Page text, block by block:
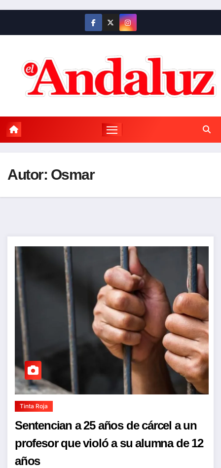
contenido
Autor: Osmar
Tinta Roja
Sentencian a 25 años de cárcel a un
profesor que violó a su alumna de 12
años